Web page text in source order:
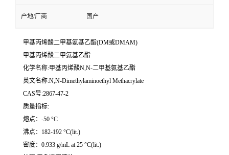
产地/厂商 国产
甲基丙烯酸二甲基氨基乙酯(DM或DMAM)
甲基丙烯酸二甲氨基乙酯
化学名称:甲基丙烯酸N,N-二甲基氨基乙酯
英文名称:N,N-Dimethylaminoethyl Methacrylate
CAS号:2867-47-2
质量指标:
熔点：-50 °C
沸点：182-192 °C(lit.)
密度：0.933 g/mL at 25 °C(lit.)